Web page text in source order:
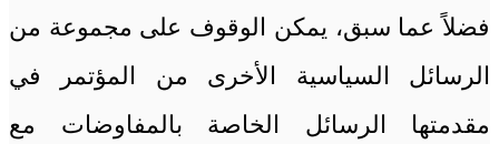
فضلاً عما سبق، يمكن الوقوف على مجموعة من
الرسائل السياسية الأخرى من المؤتمر في
مقدمتها الرسائل الخاصة بالمفاوضات مع